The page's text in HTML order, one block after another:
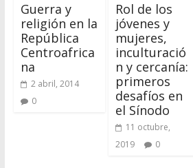
Guerra y
religión en la
República
Centroafrica
na
2 abril, 2014
0
Rol de los
jóvenes y
mujeres,
inculturació
n y cercanía:
primeros
desafíos en
el Sínodo
11 octubre,
2019
0